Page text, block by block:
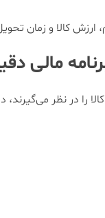
کالا و زمان
مالی
را در نظر